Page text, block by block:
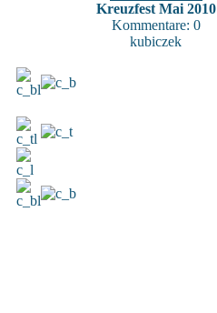
Kreuzfest Mai 2010
Kommentare: 0
kubiczek